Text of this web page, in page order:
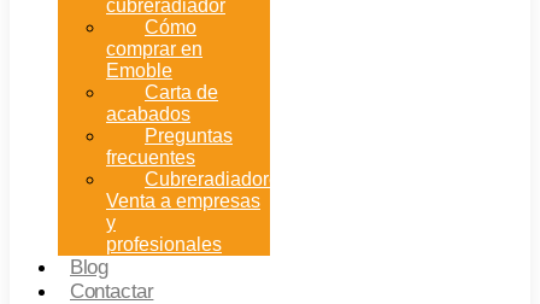
cubreradiador
Cómo
comprar en
Emoble
Carta de
acabados
Preguntas
frecuentes
Cubreradiadores:
Venta a empresas
y
profesionales
Blog
Contactar